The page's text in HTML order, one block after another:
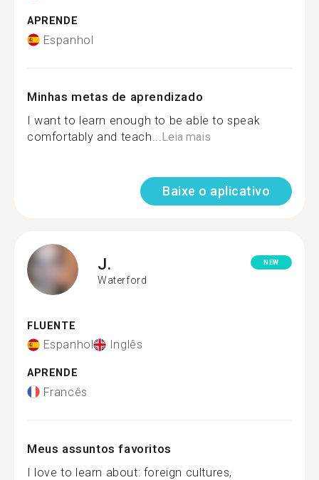
APRENDE
Espanhol
Minhas metas de aprendizado
I want to learn enough to be able to speak
comfortably and teach... Leia mais
Baixe o aplicativo
J.
Waterford
NEW
FLUENTE
Espanhol Inglês
APRENDE
Francês
Meus assuntos favoritos
I love to learn about: foreign cultures,